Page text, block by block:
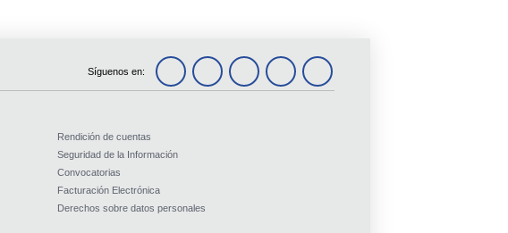
Síguenos en:
Rendición de cuentas
Seguridad de la Información
Convocatorias
Facturación Electrónica
Derechos sobre datos personales